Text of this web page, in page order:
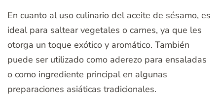
En cuanto al uso culinario del aceite de sésamo, es
ideal para saltear vegetales o carnes, ya que les
otorga un toque exótico y aromático. También
puede ser utilizado como aderezo para ensaladas
o como ingrediente principal en algunas
preparaciones asiáticas tradicionales.